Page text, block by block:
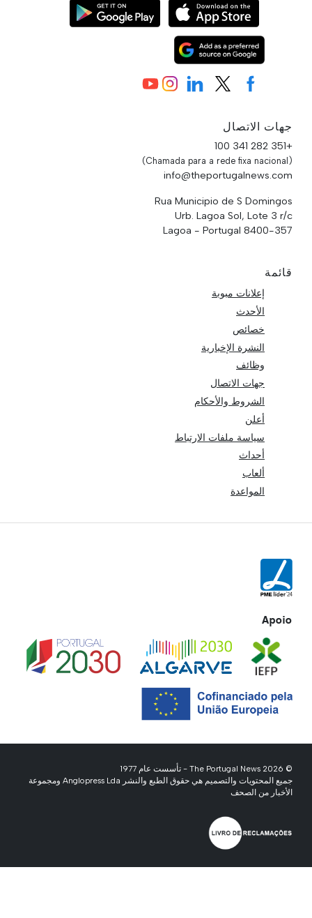
جهات الاتصال
+351 282 341 100
(Chamada para a rede fixa nacional)
info@theportugalnews.com
Rua Municipio de S Domingos
Urb. Lagoa Sol, Lote 3 r/c
8400-357 Lagoa - Portugal
قائمة
إعلانات مبوبة
الأحدث
خصائص
النشرة الإخبارية
وظائف
جهات الاتصال
الشروط والأحكام
أعلن
سياسة ملفات الارتباط
أحداث
ألعاب
المواعدة
Apoio
© 2026 The Portugal News - تأسست عام 1977
جميع المحتويات والتصميم هي حقوق الطبع والنشر Anglopress Lda ومجموعة
الأخبار من الصحف